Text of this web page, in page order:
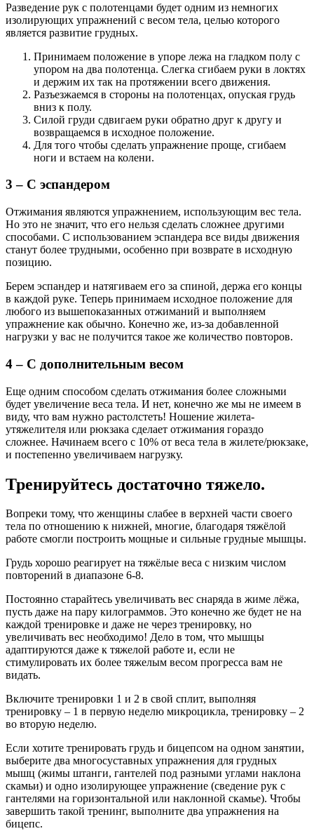
Разведение рук с полотенцами будет одним из немногих
изолирующих упражнений с весом тела, целью которого
является развитие грудных.
Принимаем положение в упоре лежа на гладком полу с
упором на два полотенца. Слегка сгибаем руки в локтях
и держим их так на протяжении всего движения.
Разъезжаемся в стороны на полотенцах, опуская грудь
вниз к полу.
Силой груди сдвигаем руки обратно друг к другу и
возвращаемся в исходное положение.
Для того чтобы сделать упражнение проще, сгибаем
ноги и встаем на колени.
3 – С эспандером
Отжимания являются упражнением, использующим вес тела.
Но это не значит, что его нельзя сделать сложнее другими
способами. С использованием эспандера все виды движения
станут более трудными, особенно при возврате в исходную
позицию.
Берем эспандер и натягиваем его за спиной, держа его концы
в каждой руке. Теперь принимаем исходное положение для
любого из вышепоказанных отжиманий и выполняем
упражнение как обычно. Конечно же, из-за добавленной
нагрузки у вас не получится такое же количество повторов.
4 – С дополнительным весом
Еще одним способом сделать отжимания более сложными
будет увеличение веса тела. И нет, конечно же мы не имеем в
виду, что вам нужно растолстеть! Ношение жилета-
утяжелителя или рюкзака сделает отжимания гораздо
сложнее. Начинаем всего с 10% от веса тела в жилете/рюкзаке,
и постепенно увеличиваем нагрузку.
Тренируйтесь достаточно тяжело.
Вопреки тому, что женщины слабее в верхней части своего
тела по отношению к нижней, многие, благодаря тяжёлой
работе смогли построить мощные и сильные грудные мышцы.
Грудь хорошо реагирует на тяжёлые веса с низким числом
повторений в диапазоне 6-8.
Постоянно старайтесь увеличивать вес снаряда в жиме лёжа,
пусть даже на пару килограммов. Это конечно же будет не на
каждой тренировке и даже не через тренировку, но
увеличивать вес необходимо! Дело в том, что мышцы
адаптируются даже к тяжелой работе и, если не
стимулировать их более тяжелым весом прогресса вам не
видать.
Включите тренировки 1 и 2 в свой сплит, выполняя
тренировку – 1 в первую неделю микроцикла, тренировку – 2
во вторую неделю.
Если хотите тренировать грудь и бицепсом на одном занятии,
выберите два многосуставных упражнения для грудных
мышц (жимы штанги, гантелей под разными углами наклона
скамьи) и одно изолирующее упражнение (сведение рук с
гантелями на горизонтальной или наклонной скамье). Чтобы
завершить такой тренинг, выполните два упражнения на
бицепс.